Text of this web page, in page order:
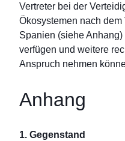
Vertreter bei der
Ökosystemen nach
Spanien (siehe
verfügen und weitere
Anspruch nehmen
Anhang
1. Gegenstand